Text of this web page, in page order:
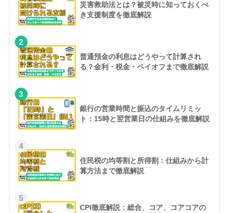
災害救助法とは？被災時に知っておくべ
き支援制度を徹底解説
2
普通預金の利息はどうやって計算され
る？金利・税金・ペイオフまで徹底解説
3
銀行の営業時間と振込のタイムリミッ
ト：15時と翌営業日の仕組みを徹底解説
4
住民税の均等割と所得割：仕組みから計
算方法まで徹底解説
5
CPI徹底解説：総合、コア、コアコアの